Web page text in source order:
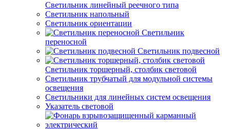
Светильник линейный реечного типа
Светильник напольный
Светильник ориентации
Светильник
переносной
Светильник подвесной
Светильник торшерный, столбик световой
Светильник трубчатый для модульной системы
освещения
Светильники для линейных систем освещения
Указатель световой